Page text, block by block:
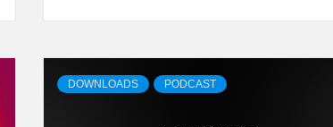
DOWNLOADS PODCAST